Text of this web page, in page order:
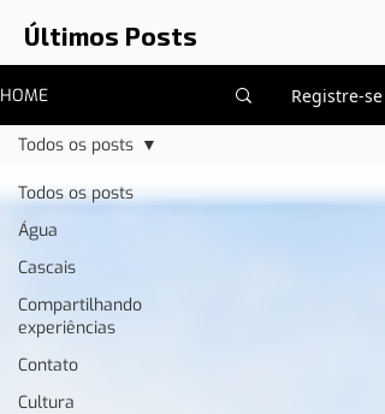
Últimos Posts
HOME Registre-se
Todos os posts
Água
Cascais
Compartilhando
experiências
Contato
Cultura
Todos os posts